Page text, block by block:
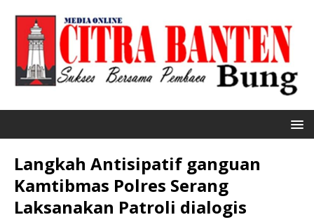
Langkah Antisipatif ganguan
Kamtibmas Polres Serang
Laksanakan Patroli dialogis